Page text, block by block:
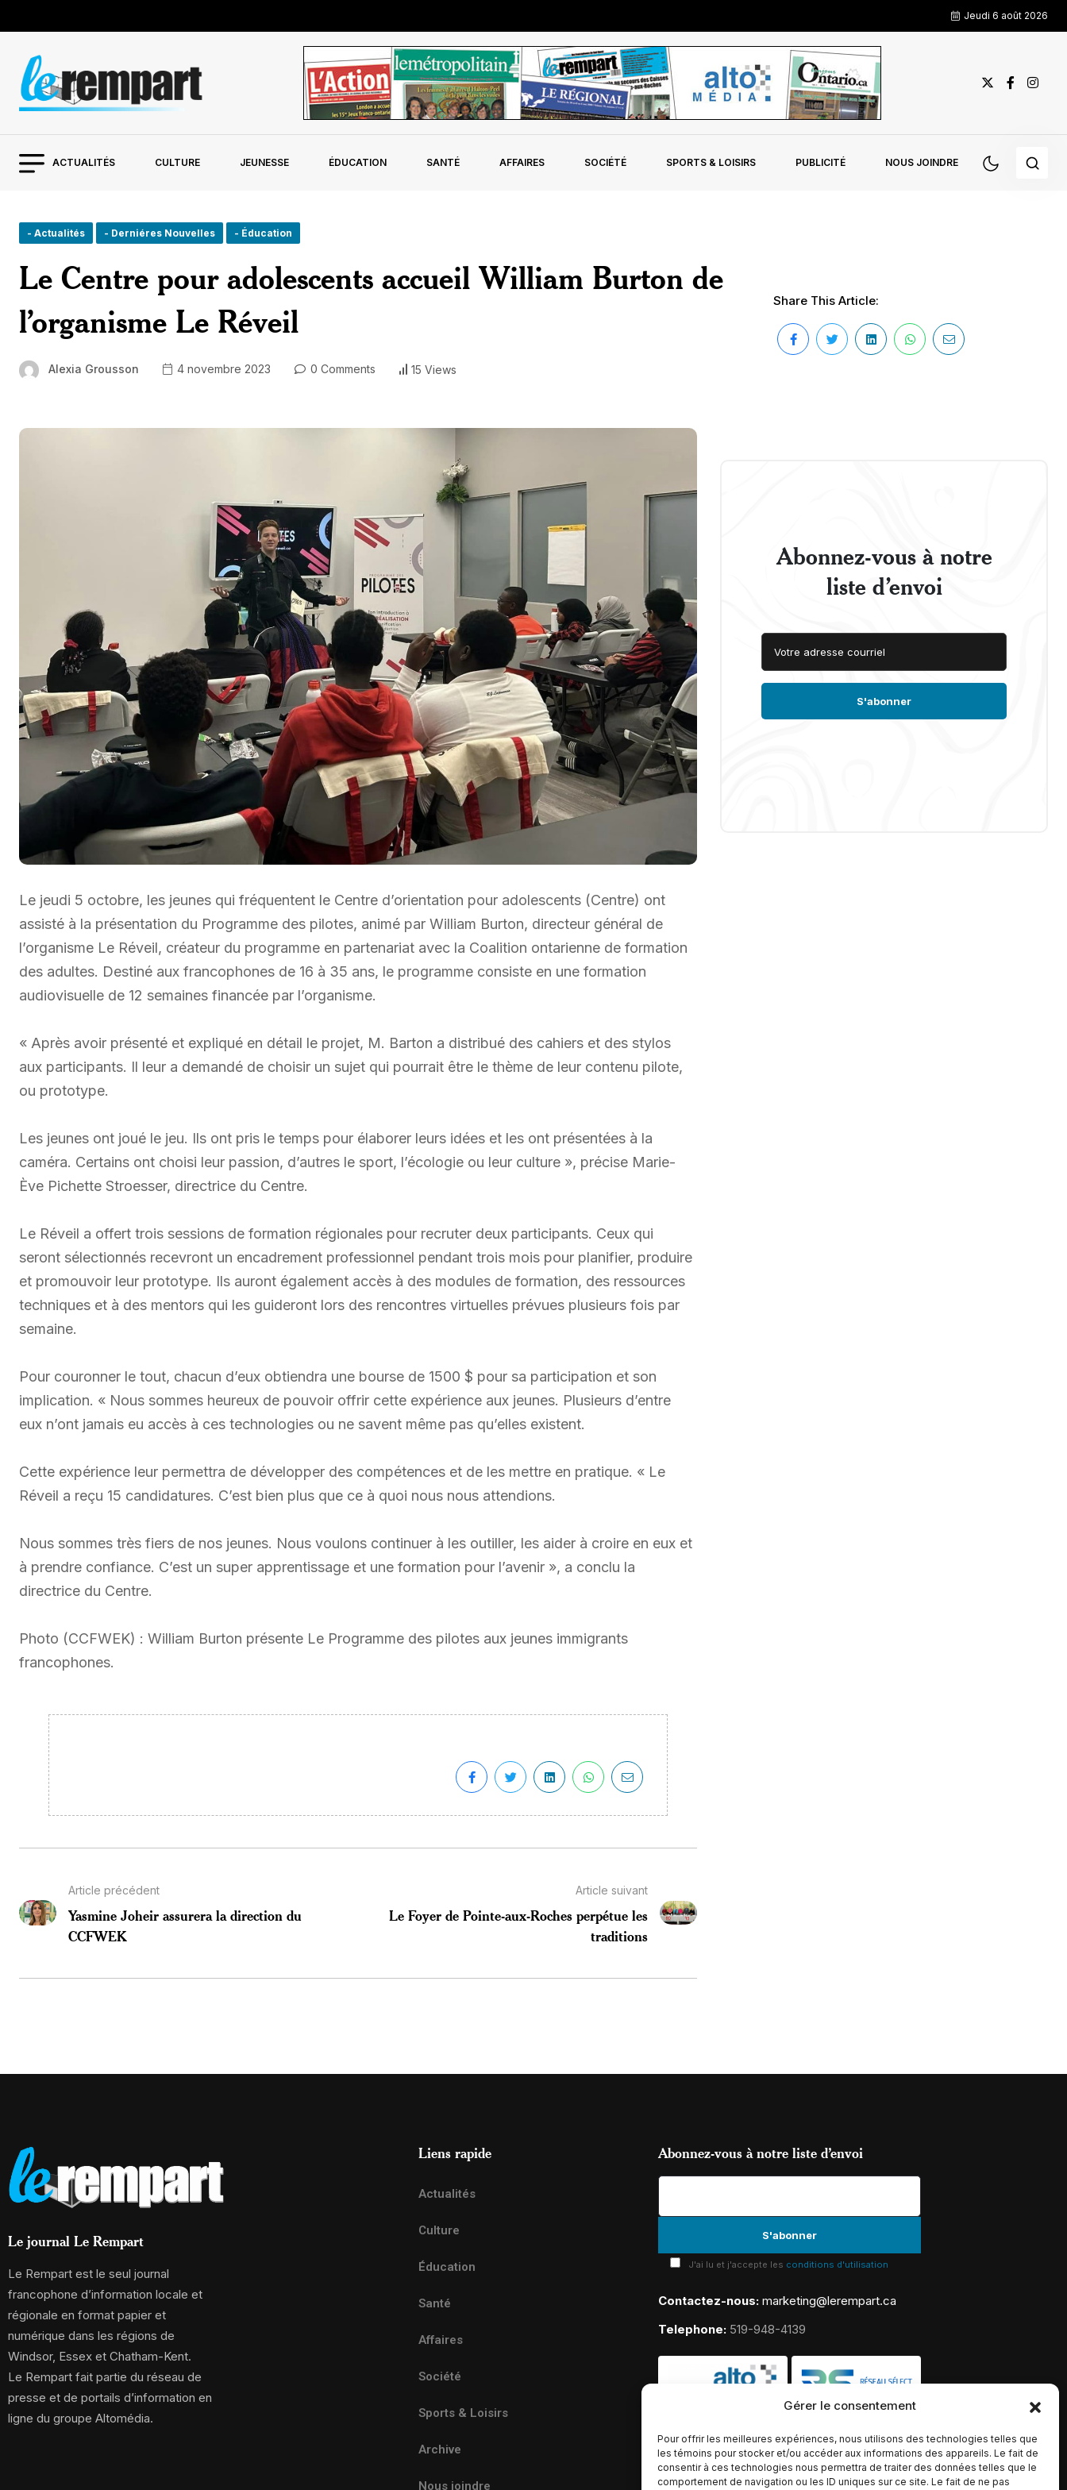
Gérer le consentement
Pour offrir les meilleures expériences, nous utilisons des technologies telles que
les témoins pour stocker et/ou accéder aux informations des appareils. Le fait de
consentir à ces technologies nous permettra de traiter des données telles que le
comportement de navigation ou les ID uniques sur ce site. Le fait de ne pas
Jeudi 6 août 2026
ACTUALITÉS CULTURE JEUNESSE ÉDUCATION SANTÉ AFFAIRES SOCIÉTÉ SPORTS & LOISIRS PUBLICITÉ NOUS JOINDRE
- Actualités - Derniéres Nouvelles - Éducation
Le Centre pour adolescents accueil William Burton de
l’organisme Le Réveil
Alexia Grousson 4 novembre 2023 0 Comments 15 Views
Share This Article:
Le jeudi 5 octobre, les jeunes qui fréquentent le Centre d’orientation pour adolescents (Centre) ont
assisté à la présentation du Programme des pilotes, animé par William Burton, directeur général de
l’organisme Le Réveil, créateur du programme en partenariat avec la Coalition ontarienne de formation
des adultes. Destiné aux francophones de 16 à 35 ans, le programme consiste en une formation
audiovisuelle de 12 semaines financée par l’organisme.
« Après avoir présenté et expliqué en détail le projet, M. Barton a distribué des cahiers et des stylos
aux participants. Il leur a demandé de choisir un sujet qui pourrait être le thème de leur contenu pilote,
ou prototype.
Les jeunes ont joué le jeu. Ils ont pris le temps pour élaborer leurs idées et les ont présentées à la
caméra. Certains ont choisi leur passion, d’autres le sport, l’écologie ou leur culture », précise Marie-
Ève Pichette Stroesser, directrice du Centre.
Le Réveil a offert trois sessions de formation régionales pour recruter deux participants. Ceux qui
seront sélectionnés recevront un encadrement professionnel pendant trois mois pour planifier, produire
et promouvoir leur prototype. Ils auront également accès à des modules de formation, des ressources
techniques et à des mentors qui les guideront lors des rencontres virtuelles prévues plusieurs fois par
semaine.
Pour couronner le tout, chacun d’eux obtiendra une bourse de 1500 $ pour sa participation et son
implication. « Nous sommes heureux de pouvoir offrir cette expérience aux jeunes. Plusieurs d’entre
eux n’ont jamais eu accès à ces technologies ou ne savent même pas qu’elles existent.
Cette expérience leur permettra de développer des compétences et de les mettre en pratique. « Le
Réveil a reçu 15 candidatures. C’est bien plus que ce à quoi nous nous attendions.
Nous sommes très fiers de nos jeunes. Nous voulons continuer à les outiller, les aider à croire en eux et
à prendre confiance. C’est un super apprentissage et une formation pour l’avenir », a conclu la
directrice du Centre.
Photo (CCFWEK) : William Burton présente Le Programme des pilotes aux jeunes immigrants
francophones.
Article précédent
Yasmine Joheir assurera la direction du
CCFWEK
Article suivant
Le Foyer de Pointe-aux-Roches perpétue les
traditions
Abonnez-vous à notre
liste d’envoi
Le journal Le Rempart
Le Rempart est le seul journal
francophone d’information locale et
régionale en format papier et
numérique dans les régions de
Windsor, Essex et Chatham-Kent.
Le Rempart fait partie du réseau de
presse et de portails d’information en
ligne du groupe Altomédia.
Liens rapide
Actualités
Culture
Éducation
Santé
Affaires
Société
Sports & Loisirs
Archive
Nous joindre
Abonnez-vous à notre liste d’envoi
J'ai lu et j'accepte les conditions d'utilisation
Contactez-nous: marketing@lerempart.ca
Telephone: 519-948-4139